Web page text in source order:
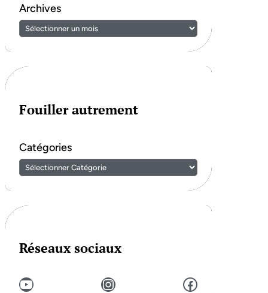
Archives
Fouiller autrement
Catégories
Réseaux sociaux
YouTube Instagram Facebook